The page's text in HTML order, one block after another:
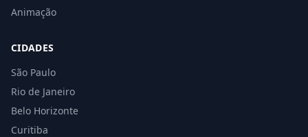
Animação
CIDADES
São Paulo
Rio de Janeiro
Belo Horizonte
Curitiba